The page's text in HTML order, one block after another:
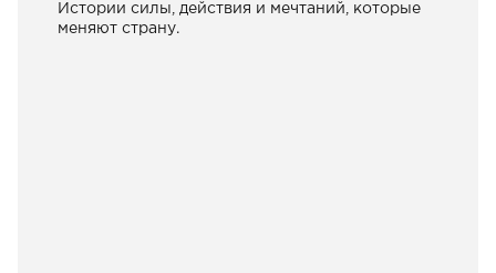
Истории силы, действия и мечтаний, которые
меняют страну.